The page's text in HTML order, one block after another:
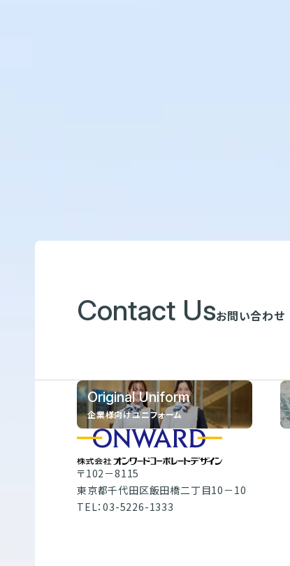
Contact Usお問い合わせ
Original Uniform
企業様向けユニフォーム
〒102－8115
東京都千代田区飯田橋二丁目10－10
TEL：03-5226-1333